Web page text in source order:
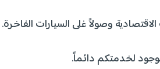
وصولاً غلى السيارات الفاخرة.
لخدمتكم دائماً.